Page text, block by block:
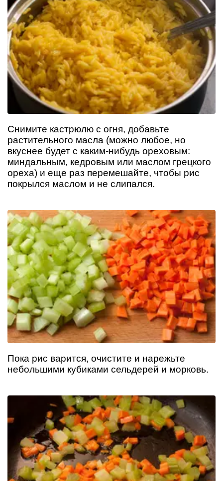
Снимите кастрюлю с огня, добавьте
растительного масла (можно любое, но
вкуснее будет с каким-нибудь ореховым:
миндальным, кедровым или маслом грецкого
ореха) и еще раз перемешайте, чтобы рис
покрылся маслом и не слипался.
Пока рис варится, очистите и нарежьте
небольшими кубиками сельдерей и морковь.